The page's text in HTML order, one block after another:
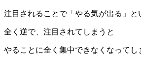
注目されることで「やる気が出る」と
全く逆で、注目されてしまうと
やることに全く集中できなくなってし